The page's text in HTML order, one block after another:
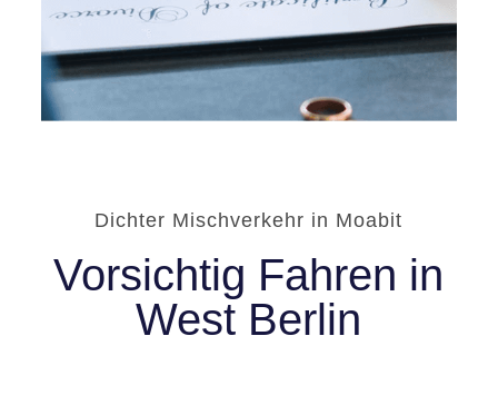
Dichter Mischverkehr in Moabit
Vorsichtig Fahren in
West Berlin